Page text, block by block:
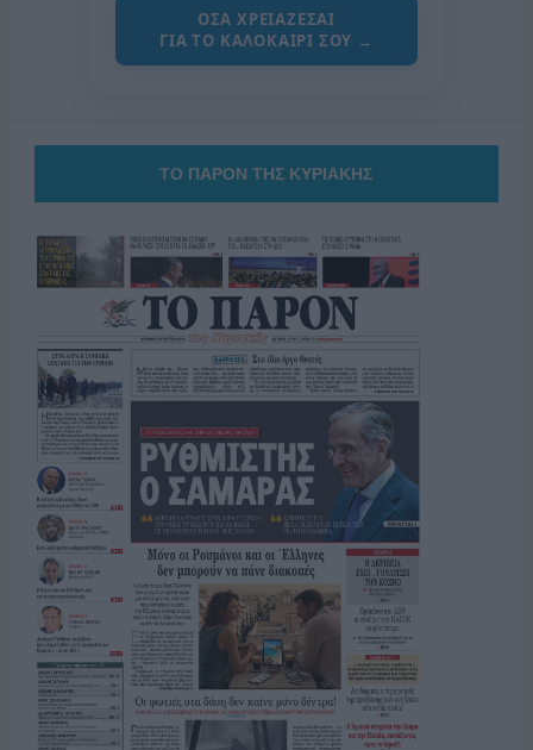
ΟΣΑ ΧΡΕΙΑΖΕΣΑΙ
ΓΙΑ ΤΟ ΚΑΛΟΚΑΙΡΙ ΣΟΥ →
ΤΟ ΠΑΡΟΝ ΤΗΣ ΚΥΡΙΑΚΗΣ